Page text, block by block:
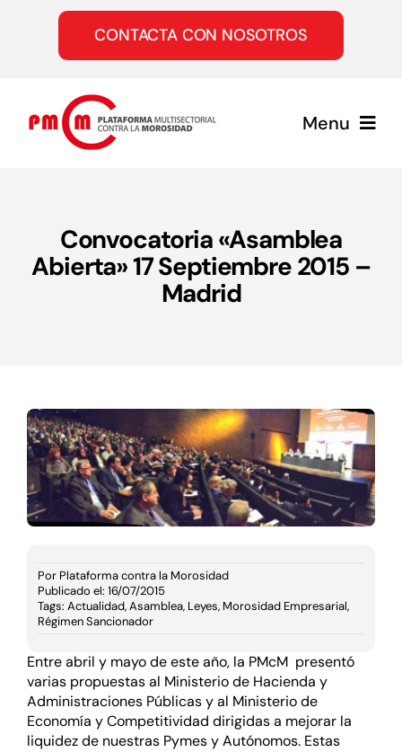
contenido
CONTACTA CON NOSOTROS
Menu
Quiénes somos
Servicios
Documentación
Agenda
Prensa
Blog
Convocatoria «Asamblea
Abierta» 17 Septiembre 2015 –
Madrid
Por Plataforma contra la Morosidad
Publicado el: 16/07/2015
Tags: Actualidad,Asamblea, Leyes, Morosidad Empresarial,
Régimen Sancionador
Entre abril y mayo de este año, la PMcMpresentó
varias propuestas al Ministerio de Hacienda y
Administraciones Públicas y al Ministerio de
Economía y Competitividad dirigidas a mejorar la
liquidez de nuestras Pymes y Autónomos. Estas